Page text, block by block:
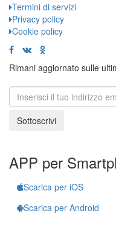
Termini di servizi
Privacy policy
Cookie policy
Rimani aggiornato sulle
Sottoscrivi
APP per
Scarica per iOS
Scarica per Android